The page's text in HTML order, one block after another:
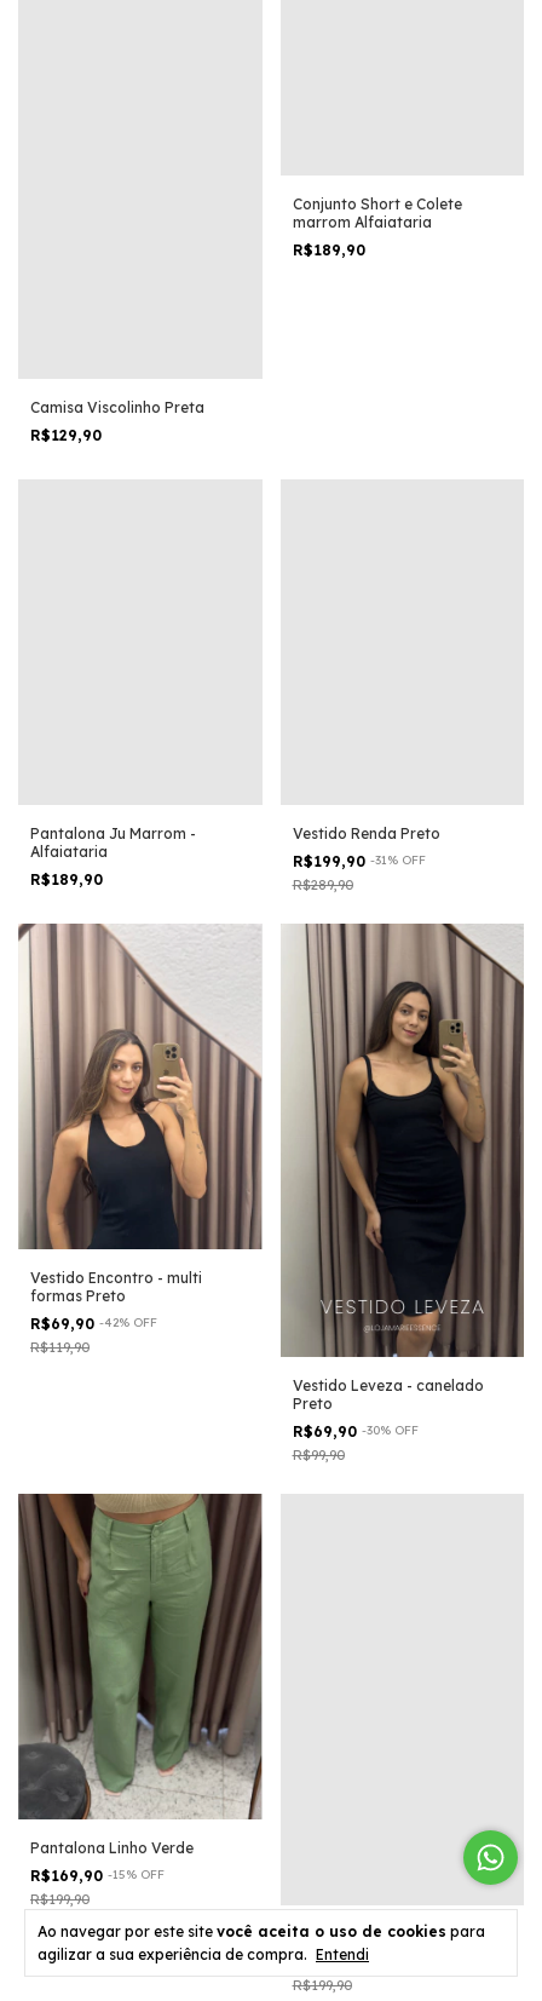
Ao navegar por este site você aceita o uso de cookies para
agilizar a sua experiência de compra. Entendi
Camisa Viscolinho Preta
R$129,90
Conjunto Short e Colete
marrom Alfaiataria
R$189,90
Pantalona Ju Marrom -
Alfaiataria
R$189,90
Vestido Renda Preto
R$199,90 -31% OFF
R$289,90
Vestido Encontro - multi
formas Preto
R$69,90 -42% OFF
R$119,90
Vestido Leveza - canelado
Preto
R$69,90 -30% OFF
R$99,90
Pantalona Linho Verde
R$169,90 -15% OFF
R$199,90
Pantalona Linho Rosa
R$169,90
R$199,90